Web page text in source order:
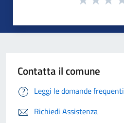
Contatta il comune
Leggi le domande frequenti
Richiedi Assistenza